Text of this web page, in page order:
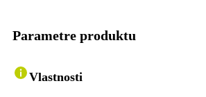
Parametre produktu
Vlastnosti